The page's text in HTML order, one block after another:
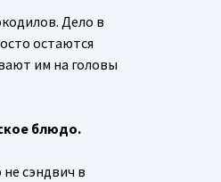
Дело в
остаются
им на головы
блюдо.
сэндвич в